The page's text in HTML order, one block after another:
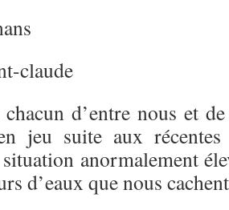
claude
d’entre nous et
jeu suite aux
situation anormalement
d’eaux que nous